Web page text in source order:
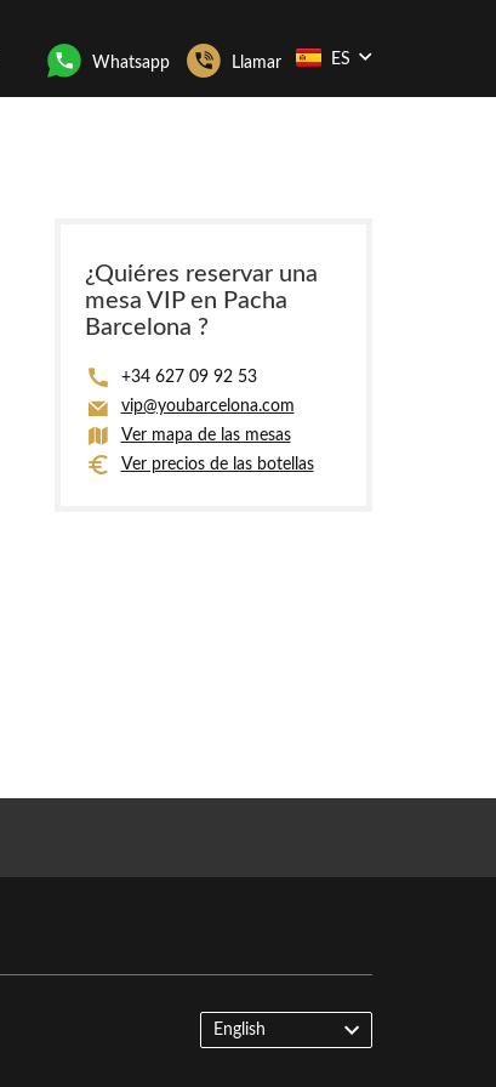
Whatsapp Llamar ES
¿Quiéres reservar una
mesa VIP en Pacha
Barcelona ?
+34 627 09 92 53
vip@youbarcelona.com
Ver mapa de las mesas
Ver precios de las botellas
English